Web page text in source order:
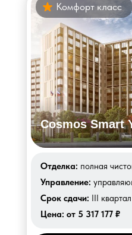
Cosmos Smart
Комфорт класс
Цена: от 5 317 177 ₽
Срок сдачи: III
Управление:
Отделка: полная